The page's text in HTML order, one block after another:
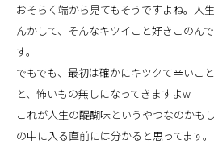
おそらく端から見てもそうですよね。人
んかして、そんなキツイこと好きこのん
す。
でもでも、最初は確かにキツクて辛いこ
と、怖いもの無しになってきますよw
これが人生の醍醐味というやつなのかも
の中に入る直前には分かると思ってます。